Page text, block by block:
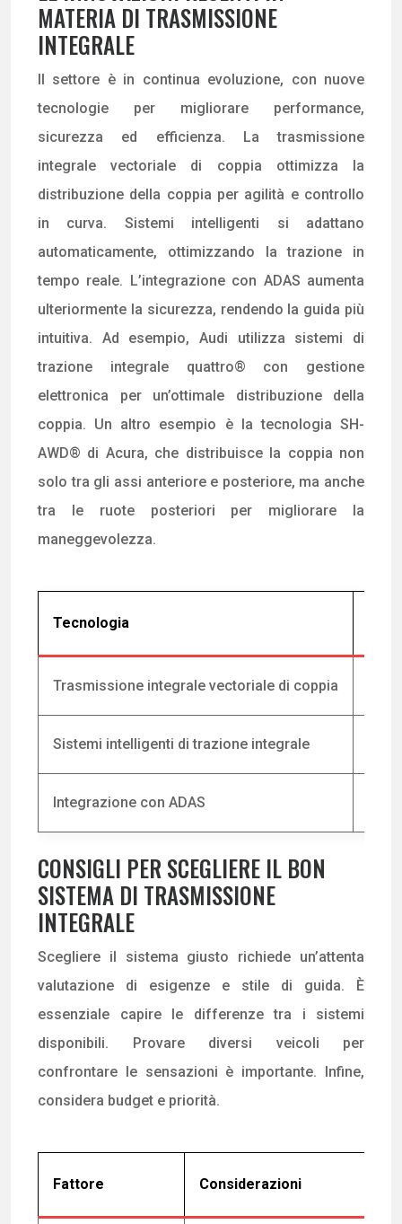
MATERIA DI TRASMISSIONE
INTEGRALE
Il settore è in continua evoluzione, con nuove
tecnologie per migliorare performance,
sicurezza ed efficienza. La trasmissione
integrale vectoriale di coppia ottimizza la
distribuzione della coppia per agilità e controllo
in curva. Sistemi intelligenti si adattano
automaticamente, ottimizzando la trazione in
tempo reale. L’integrazione con ADAS aumenta
ulteriormente la sicurezza, rendendo la guida più
intuitiva. Ad esempio, Audi utilizza sistemi di
trazione integrale quattro® con gestione
elettronica per un’ottimale distribuzione della
coppia. Un altro esempio è la tecnologia SH-
AWD® di Acura, che distribuisce la coppia non
solo tra gli assi anteriore e posteriore, ma anche
tra le ruote posteriori per migliorare la
maneggevolezza.
Tecnologia
Trasmissione integrale vectoriale di coppia
Sistemi intelligenti di trazione integrale
Integrazione con ADAS
CONSIGLI PER SCEGLIERE IL BON
SISTEMA DI TRASMISSIONE
INTEGRALE
Scegliere il sistema giusto richiede un’attenta
valutazione di esigenze e stile di guida. È
essenziale capire le differenze tra i sistemi
disponibili. Provare diversi veicoli per
confrontare le sensazioni è importante. Infine,
considera budget e priorità.
Fattore Considerazioni